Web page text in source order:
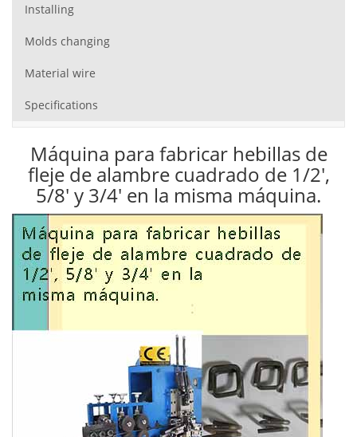
Installing
Molds changing
Material wire
Specifications
Máquina para fabricar hebillas de
fleje de alambre cuadrado de 1/2',
5/8' y 3/4' en la misma máquina.